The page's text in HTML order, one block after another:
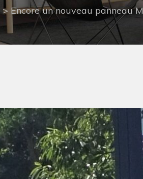
> Encore un nouveau panneau